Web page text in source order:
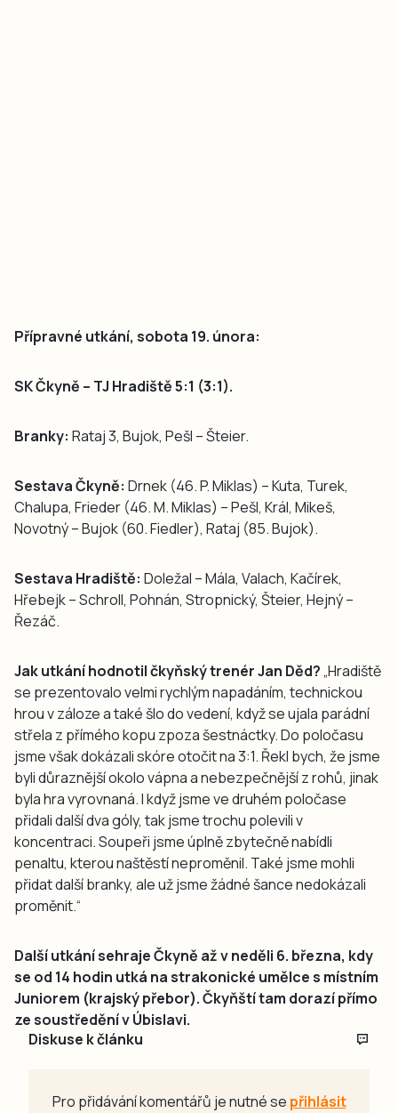
Přípravné utkání, sobota 19. února:
SK Čkyně – TJ Hradiště 5:1 (3:1).
Branky: Rataj 3, Bujok, Pešl – Šteier.
Sestava Čkyně: Drnek (46. P. Miklas) – Kuta, Turek,
Chalupa, Frieder (46. M. Miklas) – Pešl, Král, Mikeš,
Novotný – Bujok (60. Fiedler), Rataj (85. Bujok).
Sestava Hradiště: Doležal – Mála, Valach, Kačírek,
Hřebejk – Schroll, Pohnán, Stropnický, Šteier, Hejný –
Řezáč.
Jak utkání hodnotil čkyňský trenér Jan Děd?„Hradiště
se prezentovalo velmi rychlým napadáním, technickou
hrou v záloze a také šlo do vedení, když se ujala parádní
střela z přímého kopu zpoza šestnáctky. Do poločasu
jsme však dokázali skóre otočit na 3:1. Řekl bych, že jsme
byli důraznější okolo vápna a nebezpečnější z rohů, jinak
byla hra vyrovnaná. I když jsme ve druhém poločase
přidali další dva góly, tak jsme trochu polevili v
koncentraci. Soupeři jsme úplně zbytečně nabídli
penaltu, kterou naštěstí neproměnil. Také jsme mohli
přidat další branky, ale už jsme žádné šance nedokázali
proměnit.“
Další utkání sehraje Čkyně až v neděli 6. března, kdy
se od 14 hodin utká na strakonické umělce s místním
Juniorem (krajský přebor). Čkyňští tam dorazí přímo
ze soustředění v Úbislavi.
Diskuse k článku
Pro přidávání komentářů je nutné se přihlásit